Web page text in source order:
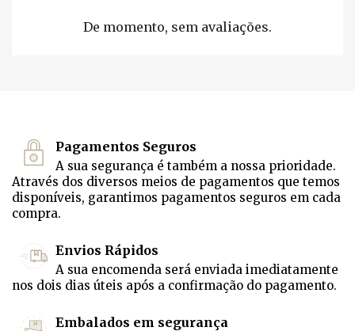
De momento, sem avaliações.
Pagamentos Seguros
A sua segurança é também a nossa prioridade.
Através dos diversos meios de pagamentos que temos
disponíveis, garantimos pagamentos seguros em cada
compra.
Envios Rápidos
A sua encomenda será enviada imediatamente
nos dois dias úteis após a confirmação do pagamento.
Embalados em segurança